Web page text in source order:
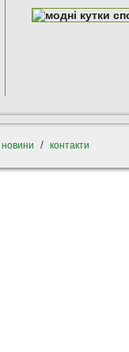
новини / контакти